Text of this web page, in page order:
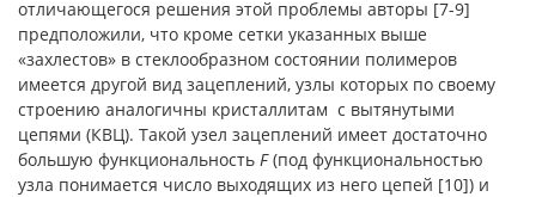
отличающегося решения этой проблемы авторы [7-9]
предположили, что кроме сетки указанных выше
«захлестов» в стеклообразном состоянии полимеров
имеется другой вид зацеплений, узлы которых по своему
строению аналогичны кристаллитам с вытянутыми
цепями (КВЦ). Такой узел зацеплений имеет достаточно
большую функциональность F(под функциональностью
узла понимается число выходящих из него цепей [10]) и